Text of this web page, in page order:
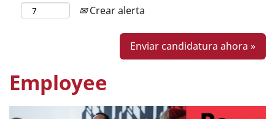
Crear alerta
Enviar candidatura ahora »
Employee